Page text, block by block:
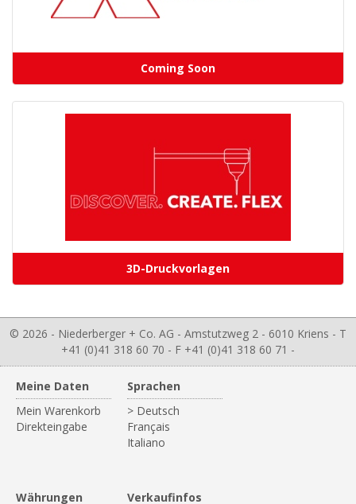
Coming Soon
3D-Druckvorlagen
© 2026 - Niederberger + Co. AG - Amstutzweg 2 - 6010 Kriens - T
+41 (0)41 318 60 70 - F +41 (0)41 318 60 71 -
Meine Daten
Mein Warenkorb
Direkteingabe
Sprachen
> Deutsch
Français
Italiano
Währungen Verkaufinfos